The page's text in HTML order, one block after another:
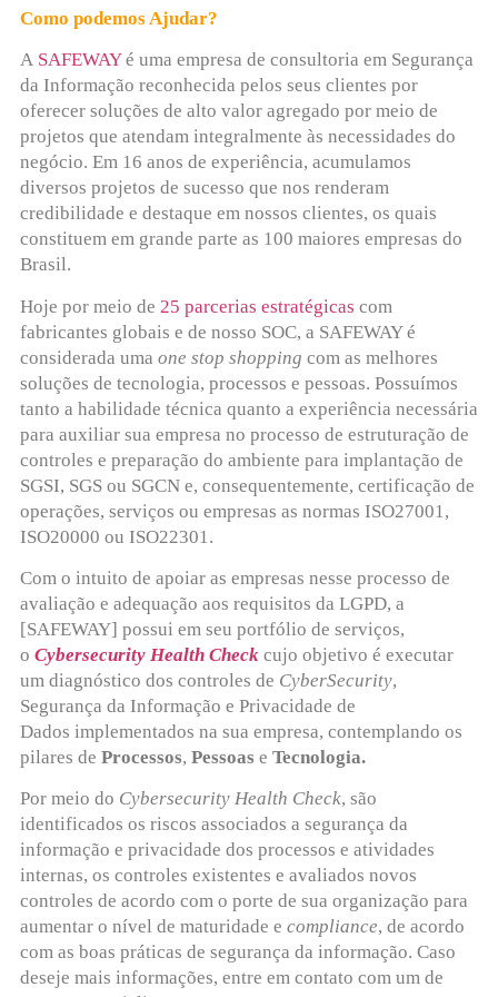
Como podemos Ajudar?
A SAFEWAYé uma empresa de consultoria em Segurança
da Informação reconhecida pelos seus clientes por
oferecer soluções de alto valor agregado por meio de
projetos que atendam integralmente às necessidades do
negócio. Em 16 anos de experiência, acumulamos
diversos projetos de sucesso que nos renderam
credibilidade e destaque em nossos clientes, os quais
constituem em grande parte as 100 maiores empresas do
Brasil.
Hoje por meio de 25 parcerias estratégicas com
fabricantes globais e de nosso SOC, a SAFEWAY é
considerada uma one stop shopping com as melhores
soluções de tecnologia, processos e pessoas. Possuímos
tanto a habilidade técnica quanto a experiência necessária
para auxiliar sua empresa no processo de estruturação de
controles e preparação do ambiente para implantação de
SGSI, SGS ou SGCN e, consequentemente, certificação de
operações, serviços ou empresas as normas ISO27001,
ISO20000 ou ISO22301.
Com o intuito de apoiar as empresas nesse processo de
avaliação e adequação aos requisitos da LGPD, a
[SAFEWAY] possui em seu portfólio de serviços,
o Cybersecurity Health Check cujo objetivo é executar
um diagnóstico dos controles de CyberSecurity,
Segurança da Informação e Privacidade de
Dados implementados na sua empresa, contemplando os
pilares de Processos, Pessoas e Tecnologia.
Por meio do Cybersecurity Health Check, são
identificados os riscos associados a segurança da
informação e privacidade dos processos e atividades
internas, os controles existentes e avaliados novos
controles de acordo com o porte de sua organização para
aumentar o nível de maturidade e compliance, de acordo
com as boas práticas de segurança da informação. Caso
deseje mais informações, entre em contato com um de